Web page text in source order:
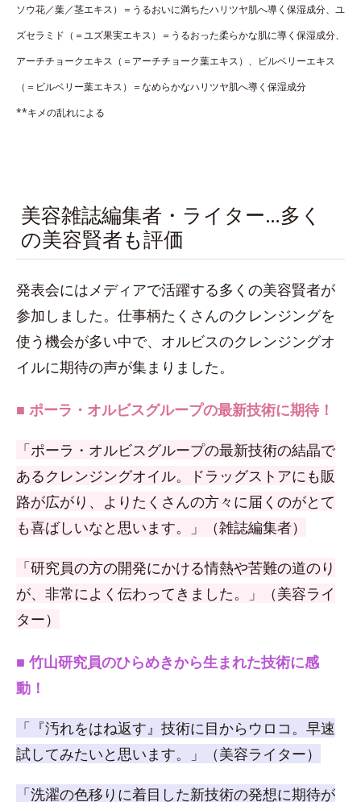
ソウ花／葉／茎エキス）＝うるおいに満ちたハリツヤ肌へ導く保湿成分、ユ
ズセラミド（＝ユズ果実エキス）＝うるおった柔らかな肌に導く保湿成分、
アーチチョークエキス（＝アーチチョーク葉エキス）、ビルベリーエキス
（＝ビルベリー葉エキス）＝なめらかなハリツヤ肌へ導く保湿成分
**キメの乱れによる
美容雑誌編集者・ライター…多く
の美容賢者も評価
発表会にはメディアで活躍する多くの美容賢者が
参加しました。仕事柄たくさんのクレンジングを
使う機会が多い中で、オルビスのクレンジングオ
イルに期待の声が集まりました。
■ ポーラ・オルビスグループの最新技術に期待！
「ポーラ・オルビスグループの最新技術の結晶で
あるクレンジングオイル。ドラッグストアにも販
路が広がり、よりたくさんの方々に届くのがとて
も喜ばしいなと思います。」（雑誌編集者）
「研究員の方の開発にかける情熱や苦難の道のり
が、非常によく伝わってきました。」（美容ライ
ター）
■ 竹山研究員のひらめきから生まれた技術に感
動！
「『汚れをはね返す』技術に目からウロコ。早速
試してみたいと思います。」（美容ライター）
「洗濯の色移りに着目した新技術の発想に期待が